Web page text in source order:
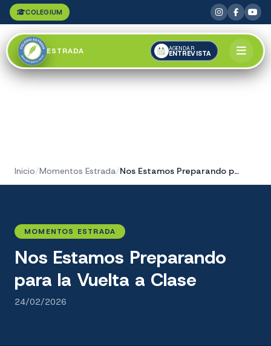
COLEGIUM
ESTRADA AGENDAR
ENTREVISTA
Inicio/Momentos Estrada/ Nos Estamos Preparando para la Vuelta a Clase
MOMENTOS ESTRADA
Nos Estamos Preparando
para la Vuelta a Clase
24/02/2026